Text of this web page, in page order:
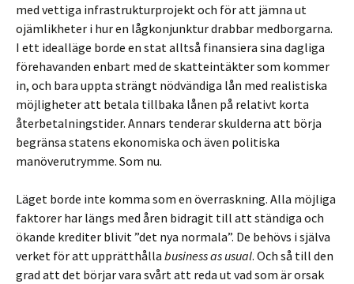
med vettiga infrastrukturprojekt och för att jämna ut
ojämlikheter i hur en lågkonjunktur drabbar medborgarna.
I ett idealläge borde en stat alltså finansiera sina dagliga
förehavanden enbart med de skatteintäkter som kommer
in, och bara uppta strängt nödvändiga lån med realistiska
möjligheter att betala tillbaka lånen på relativt korta
återbetalningstider. Annars tenderar skulderna att börja
begränsa statens ekonomiska och även politiska
manöverutrymme. Som nu.
Läget borde inte komma som en överraskning. Alla möjliga
faktorer har längs med åren bidragit till att ständiga och
ökande krediter blivit ”det nya normala”. De behövs i själva
verket för att upprätthålla business as usual. Och så till den
grad att det börjar vara svårt att reda ut vad som är orsak